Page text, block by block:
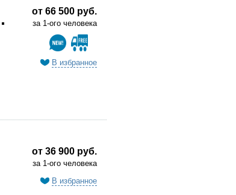
от 66 500 руб.
за 1-ого человека
В избранное
от 36 900 руб.
за 1-ого человека
В избранное